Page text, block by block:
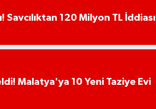
Savcılıktan 120 Milyon TL İddiası
Malatya'ya 10 Yeni Taziye Evi